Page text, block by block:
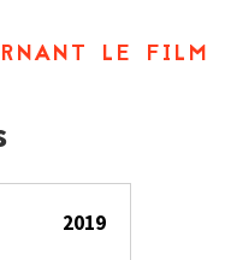
le film
2019